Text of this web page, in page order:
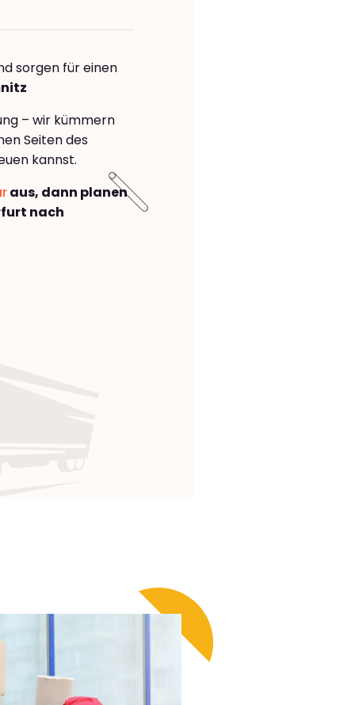
sorgen für einen
– wir kümmern
Seiten des
kannst.
aus, dann planen
nach